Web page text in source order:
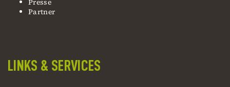
Presse
Partner
LINKS & SERVICES